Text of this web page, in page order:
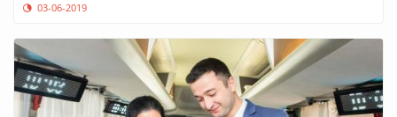
03-06-2019